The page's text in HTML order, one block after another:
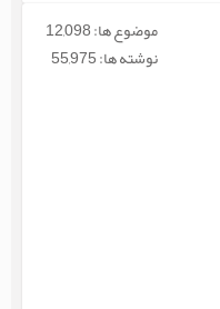
موضوع ها: 12,098
نوشته ها: 55,975